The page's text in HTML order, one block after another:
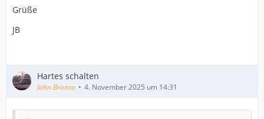
Grüße
JB
Hartes schalten
John Bronco 4. November 2025 um 14:31